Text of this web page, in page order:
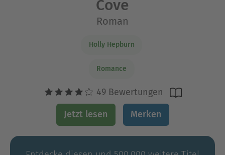
Cove
Roman
Holly Hepburn
Romance
49 Bewertungen
Jetzt lesen Merken